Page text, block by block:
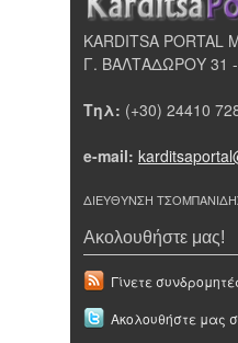
KARDITSA PORTAL
Γ. ΒΑΛΤΑΔΩΡΟΥ 31
Τηλ: (+30) 24410
e-mail:
ΔΙΕΥΘΥΝΣΗ
Ακολουθήστε μας!
Γίνετε
Ακολουθήστε μας